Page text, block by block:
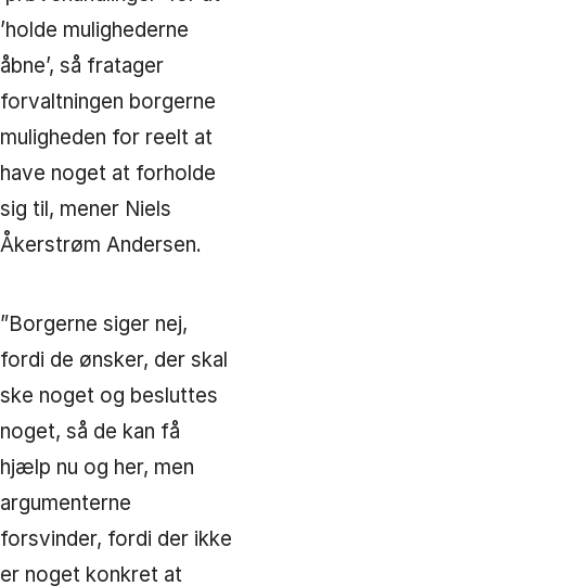
’holde mulighederne
åbne’, så fratager
forvaltningen borgerne
muligheden for reelt at
have noget at forholde
sig til, mener Niels
Åkerstrøm Andersen.
”Borgerne siger nej,
fordi de ønsker, der skal
ske noget og besluttes
noget, så de kan få
hjælp nu og her, men
argumenterne
forsvinder, fordi der ikke
er noget konkret at